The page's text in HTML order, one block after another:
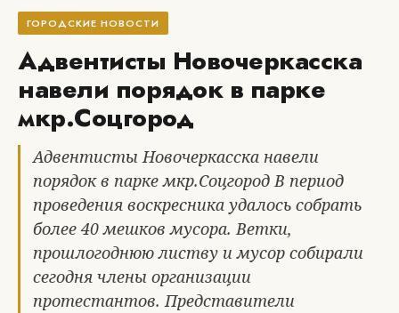
ГОРОДСКИЕ НОВОСТИ
Адвентисты Новочеркасска
навели порядок в парке
мкр.Соцгород
Адвентисты Новочеркасска навели
порядок в парке мкр.Соцгород В период
проведения воскресника удалось собрать
более 40 мешков мусора. Ветки,
прошлогоднюю листву и мусор собирали
сегодня члены организации
протестантов. Представители